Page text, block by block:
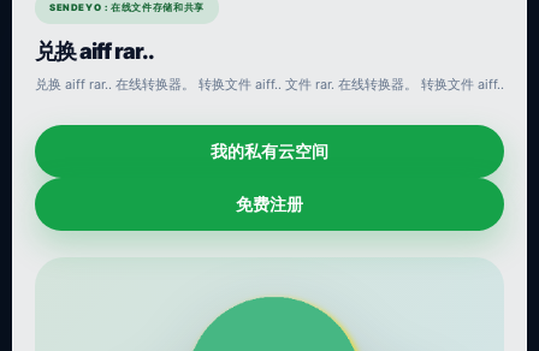
SENDEYO : 在线文件存储和共享
兑换 aiff rar..
兑换 aiff rar.. 在线转换器。 转换文件 aiff.. 文件 rar. 在线转换器。 转换文件 aiff..
我的私有云空间
免费注册